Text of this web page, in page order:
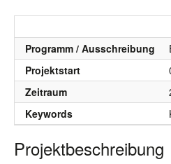
Programm / Ausschreibung
Projektstart
Zeitraum
Keywords
Projektbeschreibung